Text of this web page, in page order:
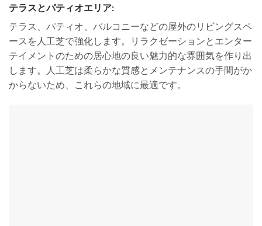
テラスとパティオエリア:
テラス、パティオ、バルコニーなどの屋外のリビングスペ
ースを人工芝で強化します。リラクゼーションとエンター
テイメントのための居心地の良い魅力的な雰囲気を作り出
します。人工芝は柔らかな質感とメンテナンスの手間がか
からないため、これらの地域に最適です。